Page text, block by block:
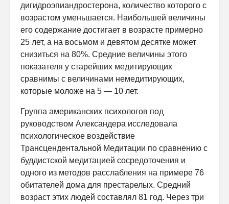
дигидроэпиандростерона, количество которого с
возрастом уменьшается. Наибольшей величины
его содержание достигает в возрасте примерно
25 лет, а на восьмом и девятом десятке может
снизиться на 80%. Средние величины этого
показателя у старейших медитирующих
сравнимы с величинами немедитирующих,
которые моложе на 5 — 10 лет.
Группа американских психологов под
руководством Александера исследовала
психологическое воздействие
Трансцендентальной Медитации по сравнению с
буддистской медитацией сосредоточения и
одного из методов расслабления на примере 76
обитателей дома для престарелых. Средний
возраст этих людей составлял 81 год. Через три